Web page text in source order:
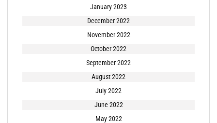
January 2023
December 2022
November 2022
October 2022
September 2022
August 2022
July 2022
June 2022
May 2022